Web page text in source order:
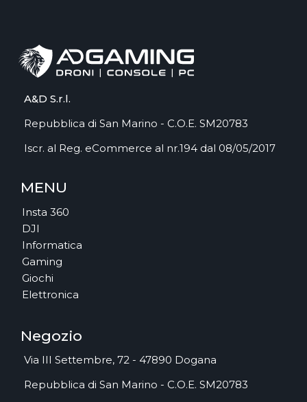
A&D S.r.l.
Repubblica di San Marino - C.O.E. SM20783
Iscr. al Reg. eCommerce al nr.194 dal 08/05/2017
MENU
Insta 360
DJI
Informatica
Gaming
Giochi
Elettronica
Negozio
Via III Settembre, 72 - 47890 Dogana
Repubblica di San Marino - C.O.E. SM20783